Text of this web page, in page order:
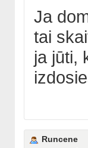
Ja
tai
ja jūti,
Runcene